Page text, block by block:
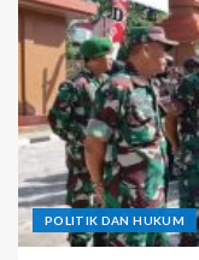
POLITIK DAN HUKUM